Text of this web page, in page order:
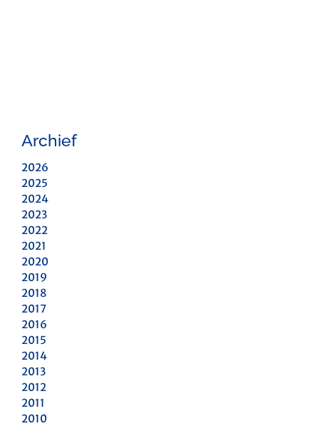
Archief
2026
2025
2024
2023
2022
2021
2020
2019
2018
2017
2016
2015
2014
2013
2012
2011
2010